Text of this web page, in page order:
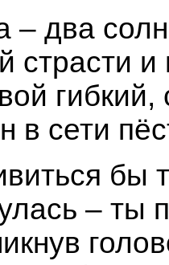
– два
страсти и
в сети
бы
– ты